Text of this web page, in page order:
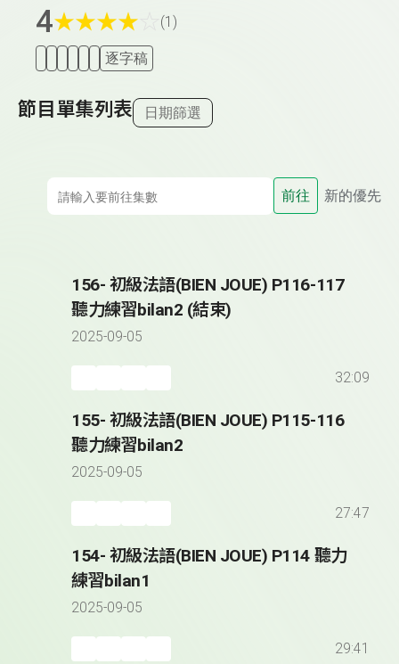
4★★★★ (1)
逐字稿
節目單集列表 日期篩選
前往 新的優先
156- 初級法語(BIEN JOUE) P116-117
聽力練習bilan2 (結束)
2025-09-05
32:09
155- 初級法語(BIEN JOUE) P115-116
聽力練習bilan2
2025-09-05
27:47
154- 初級法語(BIEN JOUE) P114 聽力
練習bilan1
2025-09-05
29:41